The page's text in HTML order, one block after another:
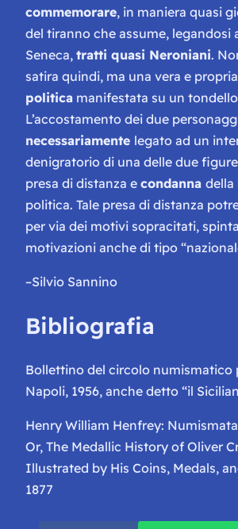
commemorare, in maniera quasi
del tiranno che assume, legandosi
Seneca, tratti quasi Neroniani.
satira quindi, ma una vera e propria
politica manifestata su un
L’accostamento dei due
necessariamente legato ad un
denigratorio di una delle due
presa di distanza e condanna della
politica. Tale presa di distanza
per via dei motivi sopracitati,
motivazioni anche di tipo
–Silvio Sannino
Bibliografia
Bollettino del circolo numismatico
Napoli, 1956, anche detto “il
Henry William Henfrey:
Or, The Medallic History of Oliver
Illustrated by His Coins, Medals,
1877